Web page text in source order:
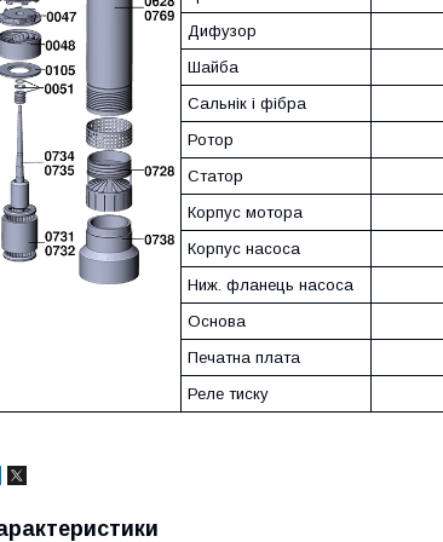
Дифузор
Шайба
Сальнік і фібра
Ротор
Статор
Корпус мотора
Корпус насоса
Ниж. фланець насоса
Основа
Печатна плата
Реле тиску